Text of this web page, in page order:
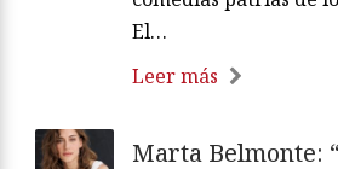
El…
Leer más
Marta Belmonte: